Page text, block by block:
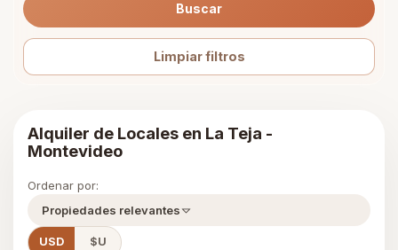
Buscar
Limpiar filtros
Alquiler de Locales en La Teja -
Montevideo
Ordenar por:
Propiedades relevantes
USD $U